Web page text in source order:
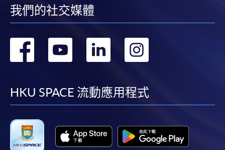
我們的社交媒體
轉
facebook
轉
youtube
轉
linkedin
轉
HKU SPACE 流動應用程式